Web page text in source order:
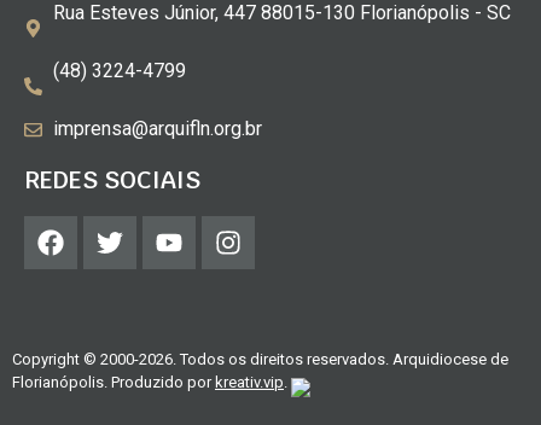
Rua Esteves Júnior, 447 88015-130 Florianópolis - SC
(48) 3224-4799
imprensa@arquifln.org.br
REDES SOCIAIS
Copyright © 2000-2026. Todos os direitos reservados. Arquidiocese de
Florianópolis. Produzido por kreativ.vip.